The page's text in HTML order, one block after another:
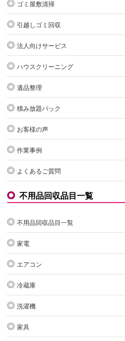
ゴミ屋敷清掃
引越しゴミ回収
法人向けサービス
ハウスクリーニング
遺品整理
積み放題パック
お客様の声
作業事例
よくあるご質問
不用品回収品目一覧
不用品回収品目一覧
家電
エアコン
冷蔵庫
洗濯機
家具